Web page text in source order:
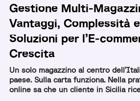
Gestione Multi-
Vantaggi, Complessità e
Soluzioni per l’E-
Crescita
Un solo magazzino al centro
paese. Sulla carta funziona. Nella
online sa che un cliente in Sicilia